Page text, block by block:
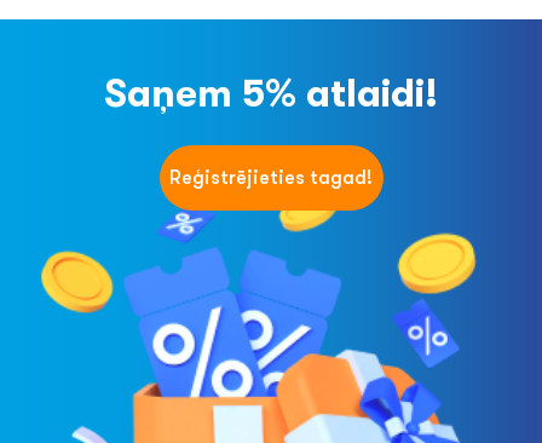
Saņem 5% atlaidi!
Reģistrējieties tagad!